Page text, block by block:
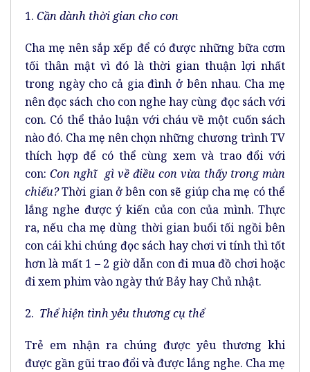
1. Cần dành thời gian cho con
Cha mẹ nên sắp xếp để có được những bữa cơm
tối thân mật vì đó là thời gian thuận lợi nhất
trong ngày cho cả gia đình ở bên nhau. Cha mẹ
nên đọc sách cho con nghe hay cùng đọc sách với
con. Có thể thảo luận với cháu về một cuốn sách
nào đó. Cha mẹ nên chọn những chương trình TV
thích hợp để có thể cùng xem và trao đổi với
con:Con nghĩ gì về điều con vừa thấy trong màn
chiếu?Thời gian ở bên con sẽ giúp cha mẹ có thể
lắng nghe được ý kiến của con của mình. Thực
ra, nếu cha mẹ dùng thời gian buổi tối ngồi bên
con cái khi chúng đọc sách hay chơi vi tính thì tốt
hơn là mất 1 – 2 giờ dẫn con đi mua đồ chơi hoặc
đi xem phim vào ngày thứ Bảy hay Chủ nhật.
2. Thể hiện tình yêu thương cụ thể
Trẻ em nhận ra chúng được yêu thương khi
được gần gũi trao đổi và được lắng nghe. Cha mẹ